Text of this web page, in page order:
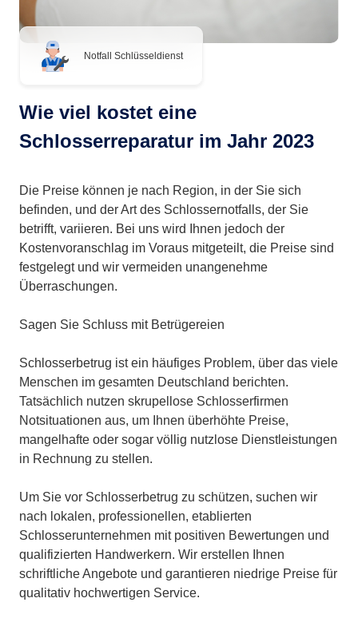
Notfall Schlüsseldienst
Wie viel kostet eine
Schlosserreparatur im Jahr 2023
Die Preise können je nach Region, in der Sie sich
befinden, und der Art des Schlossernotfalls, der Sie
betrifft, variieren. Bei uns wird Ihnen jedoch der
Kostenvoranschlag im Voraus mitgeteilt, die Preise sind
festgelegt und wir vermeiden unangenehme
Überraschungen.
Sagen Sie Schluss mit Betrügereien
Schlosserbetrug ist ein häufiges Problem, über das viele
Menschen im gesamten Deutschland berichten.
Tatsächlich nutzen skrupellose Schlosserfirmen
Notsituationen aus, um Ihnen überhöhte Preise,
mangelhafte oder sogar völlig nutzlose Dienstleistungen
in Rechnung zu stellen.
Um Sie vor Schlosserbetrug zu schützen, suchen wir
nach lokalen, professionellen, etablierten
Schlosserunternehmen mit positiven Bewertungen und
qualifizierten Handwerkern. Wir erstellen Ihnen
schriftliche Angebote und garantieren niedrige Preise für
qualitativ hochwertigen Service.